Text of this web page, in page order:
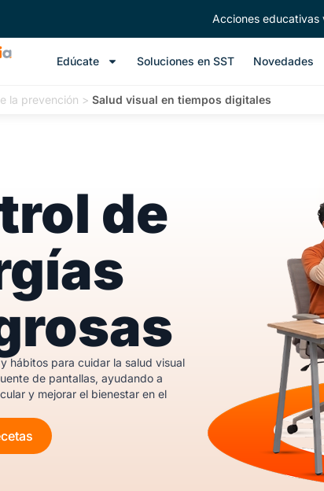
Acciones educativas
Edúcate Soluciones en SST Novedades
la prevención > Salud visual en tiempos digitales
de
hábitos para cuidar la salud visual
de pantallas, ayudando a
y mejorar el bienestar en el